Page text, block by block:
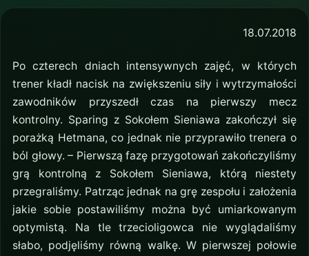
18.07.2018
Po czterech dniach intensywnych zajęć, w których
trener kładł nacisk na zwiększeniu siły i wytrzymałości
zawodników przyszedł czas na pierwszy mecz
kontrolny. Sparing z Sokołem Sieniawa zakończył się
porażką Hetmana, co jednak nie przyprawiło trenera o
ból głowy. – Pierwszą fazę przygotowań zakończyliśmy
grą kontrolną z Sokołem Sieniawa, którą niestety
przegraliśmy. Patrząc jednak na grę zespołu i założenia
jakie sobie postawiliśmy można być umiarkowanym
optymistą. Na tle trzecioligowca nie wyglądaliśmy
słabo, podjęliśmy równą walkę. W pierwszej połowie